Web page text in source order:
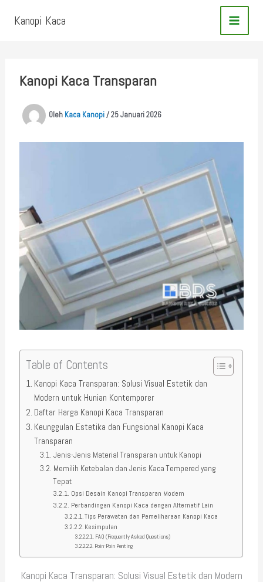
Kanopi Kaca
Kanopi Kaca Transparan
Oleh Kaca Kanopi/25 Januari 2026
Table of Contents
Kanopi Kaca Transparan: Solusi Visual Estetik dan
Modern untuk Hunian Kontemporer
Daftar Harga Kanopi Kaca Transparan
Keunggulan Estetika dan Fungsional Kanopi Kaca
Transparan
Jenis-Jenis Material Transparan untuk Kanopi
Memilih Ketebalan dan Jenis Kaca Tempered yang
Tepat
Opsi Desain Kanopi Transparan Modern
Perbandingan Kanopi Kaca dengan Alternatif Lain
Tips Perawatan dan Pemeliharaan Kanopi Kaca
Kesimpulan
FAQ (Frequently Asked Questions)
Poin-Poin Penting
Kanopi Kaca Transparan: Solusi Visual Estetik dan Modern